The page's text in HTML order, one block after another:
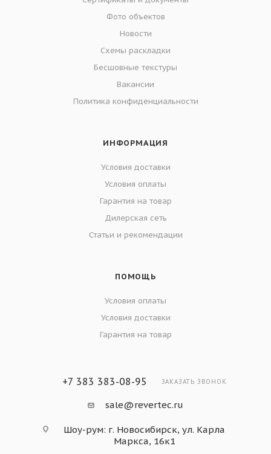
Фото объектов
Новости
Схемы раскладки
Бесшовные текстуры
Вакансии
Политика конфиденциальности
ИНФОРМАЦИЯ
Условия доставки
Условия оплаты
Гарантия на товар
Дилерская сеть
Статьи и рекомендации
ПОМОЩЬ
Условия оплаты
Условия доставки
Гарантия на товар
+7 383 383-08-95 ЗАКАЗАТЬ ЗВОНОК
sale@revertec.ru
Шоу-рум: г. Новосибирск, ул. Карла
Маркса, 16к1